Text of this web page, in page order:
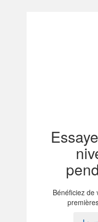
Bénéficiez de